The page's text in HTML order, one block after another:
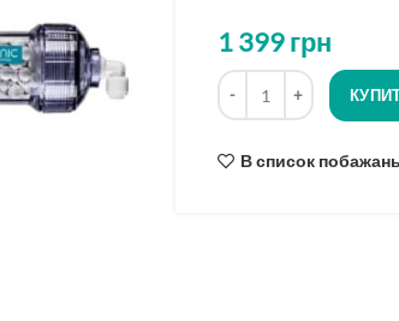
1 399грн
Кількість
В список побажань